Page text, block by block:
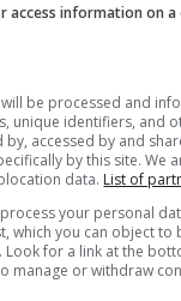
a la
de 62 años, los
abrieron de golpe
hija Carol, de 17
investigadores le
una joven de
igual que Carol.
access information on a
be processed and
unique identifiers, and
by, accessed by and
by this site. We
data. List of
your personal
which you can object to
for a link at the
manage or withdraw